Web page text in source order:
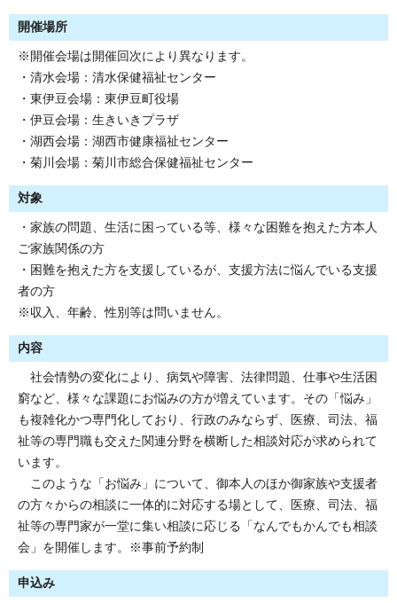
開催場所
※開催会場は開催回次により異なります。
・清水会場：清水保健福祉センター
・東伊豆会場：東伊豆町役場
・伊豆会場：生きいきプラザ
・湖西会場：湖西市健康福祉センター
・菊川会場：菊川市総合保健福祉センター
対象
・家族の問題、生活に困っている等、様々な困難を抱えた方本人
ご家族関係の方
・困難を抱えた方を支援しているが、支援方法に悩んでいる支援
者の方
※収入、年齢、性別等は問いません。
内容
社会情勢の変化により、病気や障害、法律問題、仕事や生活困
窮など、様々な課題にお悩みの方が増えています。その「悩み」
も複雑化かつ専門化しており、行政のみならず、医療、司法、福
祉等の専門職も交えた関連分野を横断した相談対応が求められて
います。
このような「お悩み」について、御本人のほか御家族や支援者
の方々からの相談に一体的に対応する場として、医療、司法、福
祉等の専門家が一堂に集い相談に応じる「なんでもかんでも相談
会」を開催します。※事前予約制
申込み